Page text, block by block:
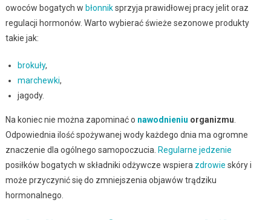
owoców bogatych w błonniksprzyja prawidłowej pracy jelit oraz
regulacji hormonów. Warto wybierać świeże sezonowe produkty
takie jak:
brokuły,
marchewki,
jagody.
Na koniec nie można zapominać o nawodnieniu organizmu
Odpowiednia ilość spożywanej wody każdego dnia ma ogromne
znaczenie dla ogólnego samopoczucia. Regularne jedzenie
posiłków bogatych w składniki odżywcze wspiera zdrowie skóry i
może przyczynić się do zmniejszenia objawów trądziku
hormonalnego.